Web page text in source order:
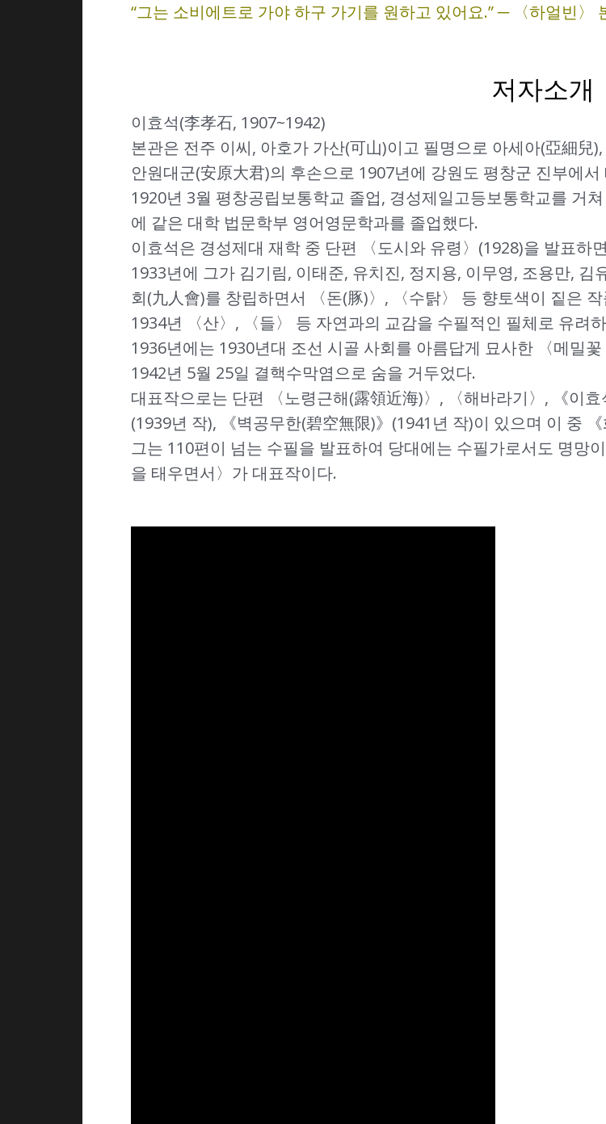
“그는 소비에트로 가야 하구 가기를 원하고 있어요.” ─ 〈하얼빈〉
저자소개
이효석(李孝石, 1907~1942)
본관은 전주 이씨, 아호가 가산(可山)이고 필명으로 아세아(亞細兒
안원대군(安原大君)의 후손으로 1907년에 강원도 평창군 진부에서
1920년 3월 평창공립보통학교 졸업, 경성제일고등보통학교를 거
에 같은 대학 법문학부 영어영문학과를 졸업했다.
이효석은 경성제대 재학 중 단편 〈도시와 유령〉(1928)을 발표하
1933년에 그가 김기림, 이태준, 유치진, 정지용, 이무영, 조용만,
회(九人會)를 창립하면서 〈돈(豚)〉, 〈수탉〉 등 향토색이 짙은
1934년 〈산〉, 〈들〉 등 자연과의 교감을 수필적인 필체로 유려
1936년에는 1930년대 조선 시골 사회를 아름답게 묘사한 〈메밀
1942년 5월 25일 결핵수막염으로 숨을 거두었다.
대표작으로는 단편 〈노령근해(露領近海)〉, 〈해바라기〉, 《이
(1939년 작), 《벽공무한(碧空無限)》(1941년 작)이 있으며 이 중
그는 110편이 넘는 수필을 발표하여 당대에는 수필가로서도 명망
을 태우면서〉가 대표작이다.